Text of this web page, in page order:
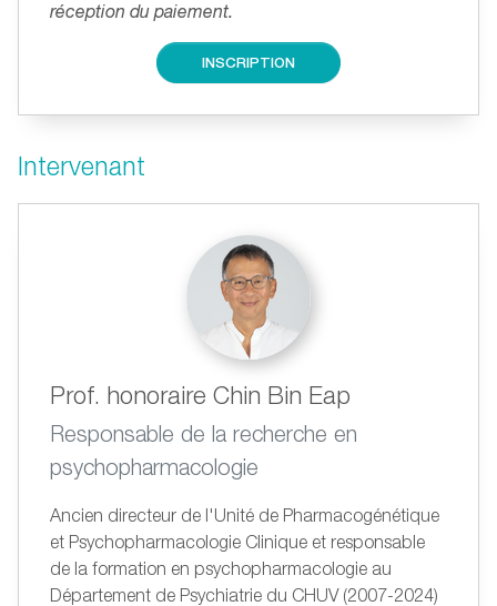
réception du paiement.
INSCRIPTION
Intervenant
Prof. honoraire Chin Bin Eap
Responsable de la recherche en
psychopharmacologie
Ancien directeur de l'Unité de Pharmacogénétique
et Psychopharmacologie Clinique et responsable
de la formation en psychopharmacologie au
Département de Psychiatrie du CHUV (2007-2024)